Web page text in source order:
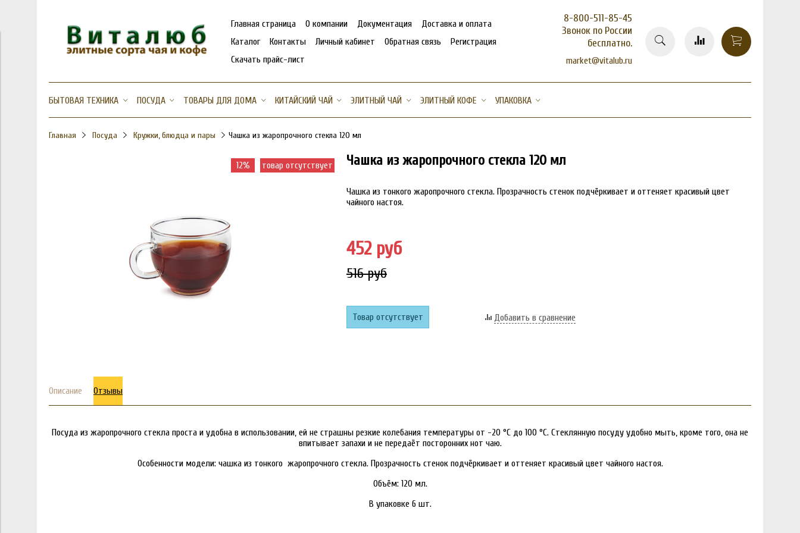
Главная страница О компании Документация
Доставка и оплата
Каталог
Контакты Личный кабинет Обратная связь
Регистрация
Скачать прайс-лист
8-800-511-85-45
Звонок по России
бесплатно.
market@vitalub.ru
БЫТОВАЯ ТЕХНИКА ПОСУДА ТОВАРЫ ДЛЯ ДОМА КИТАЙСКИЙ ЧАЙ ЭЛИТНЫЙ ЧАЙ ЭЛИТНЫЙ КОФЕ УПАКОВКА
Главная Посуда Кружки, блюдца и пары Чашка из жаропрочного стекла 120 мл
12% товар отсутствует Чашка из жаропрочного стекла 120 мл
Чашка из тонкого жаропрочного стекла. Прозрачность стенок подчёркивает и оттеняет красивый цвет
чайного настоя.
452 руб
516 руб
Товар отсутствует Добавить в сравнение
Описание Отзывы
Посуда из жаропрочного стекла проста и удобна в использовании, ей не страшны резкие колебания температуры от -20 °C до 100 °C. Стеклянную посуду удобно мыть, кроме того, она не
впитывает запахи и не передаёт посторонних нот чаю.
Особенности модели: чашка из тонкого жаропрочного стекла. Прозрачность стенок подчёркивает и оттеняет красивый цвет чайного настоя.
Объём: 120 мл.
В упаковке 6 шт.